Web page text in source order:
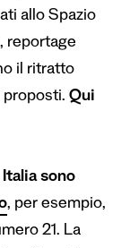
allo Spazio
reportage
il ritratto
Qui
sono
, per esempio,
21. La